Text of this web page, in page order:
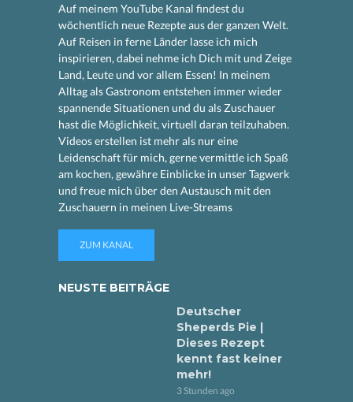
Auf meinem YouTube Kanal findest du
wöchentlich neue Rezepte aus der ganzen Welt.
Auf Reisen in ferne Länder lasse ich mich
inspirieren, dabei nehme ich Dich mit und Zeige
Land, Leute und vor allem Essen! In meinem
Alltag als Gastronom entstehen immer wieder
spannende Situationen und du als Zuschauer
hast die Möglichkeit, virtuell daran teilzuhaben.
Videos erstellen ist mehr als nur eine
Leidenschaft für mich, gerne vermittle ich Spaß
am kochen, gewähre Einblicke in unser Tagwerk
und freue mich über den Austausch mit den
Zuschauern in meinen Live-Streams
ZUM KANAL
NEUSTE BEITRÄGE
Deutscher
Sheperds Pie |
Dieses Rezept
kennt fast keiner
mehr!
3 Stunden ago